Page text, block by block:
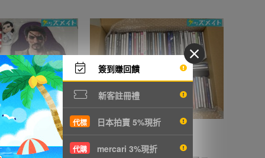
簽到賺回饋
新客註冊禮
代標 日本拍賣 5%現折
代購 mercari 3%現折